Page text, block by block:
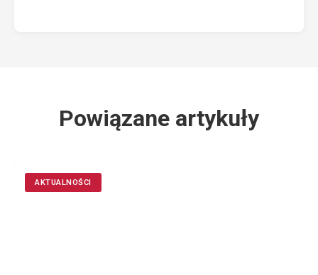
Powiązane artykuły
AKTUALNOŚCI